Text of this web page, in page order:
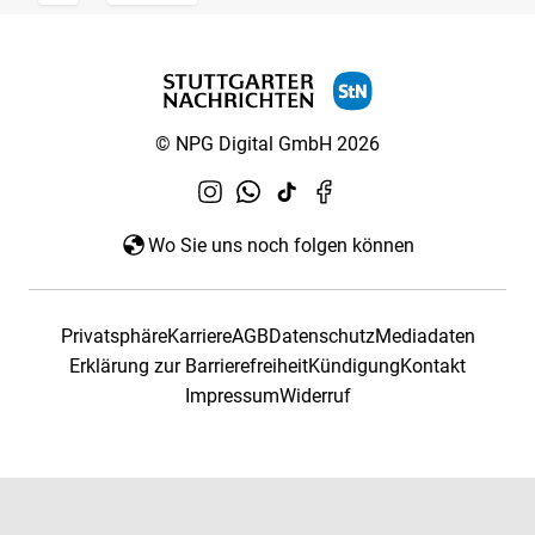
© NPG Digital GmbH 2026
Wo Sie uns noch folgen können
PrivatsphäreKarriereAGBDatenschutzMediadaten
Erklärung zur BarrierefreiheitKündigungKontakt
ImpressumWiderruf